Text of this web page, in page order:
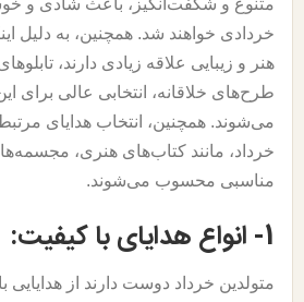
متنوع و شگفت‌انگیز، باعث شادی و
خردادی خواهند شد. همچنین، به دلیل
هنر و زیبایی علاقه زیادی دارند،
طرح‌های خلاقانه، انتخابی عالی برای
می‌شوند. همچنین، انتخاب هدایای
خرداد، مانند کتاب‌های هنری، مجسمه‌ها
مناسبی محسوب می‌شوند.
1- انواع هدایای با کیفیت:
متولدین خرداد دوست دارند از هدایایی